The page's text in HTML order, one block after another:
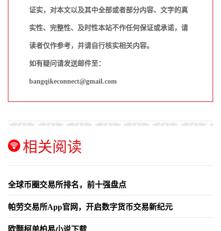
证实，对本文以及其中全部或者部分内容、文字的真
实性、完整性、及时性本站不作任何保证或承诺，请
读者仅作参考，并请自行核实相关内容。
如有疑问请发送邮件至：
bangqikeconnect@gmail.com
相关阅读
全球币圈交易所排名，前十强盘点
帕劳交易所App官网，开启数字货币交易新纪元
欧颢柯单柏易小说下载